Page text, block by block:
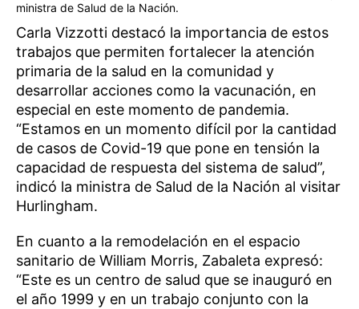
ministra de Salud de la Nación.
Carla Vizzotti destacó la importancia de estos
trabajos que permiten fortalecer la atención
primaria de la salud en la comunidad y
desarrollar acciones como la vacunación, en
especial en este momento de pandemia.
“Estamos en un momento difícil por la cantidad
de casos de Covid-19 que pone en tensión la
capacidad de respuesta del sistema de salud”,
indicó la ministra de Salud de la Nación al visitar
Hurlingham.
En cuanto a la remodelación en el espacio
sanitario de William Morris, Zabaleta expresó:
“Este es un centro de salud que se inauguró en
el año 1999 y en un trabajo conjunto con la